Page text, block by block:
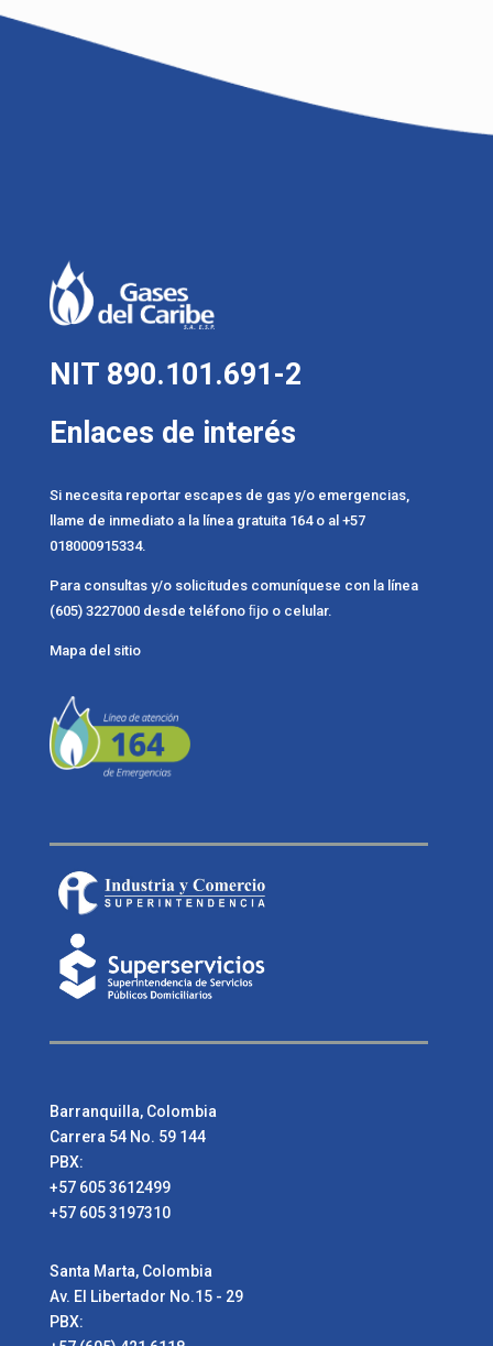
NIT 890.101.691-2
Enlaces de interés
Si necesita reportar escapes de gas y/o emergencias,
llame de inmediato a la línea gratuita 164 o al +57
018000915334.
Para consultas y/o solicitudes comuníquese con la línea
(605) 3227000 desde teléfono ﬁjo o celular.
Mapa del sitio
Barranquilla, Colombia
Carrera 54 No. 59 144
PBX:
+57 605 3612499
+57 605 3197310
Santa Marta, Colombia
Av. El Libertador No.15 - 29
PBX: